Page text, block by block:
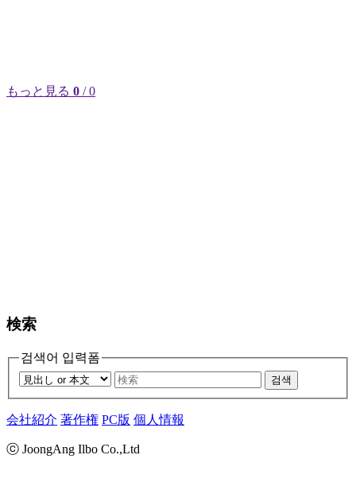
もっと見る 0 / 0
検索
검색어 입력폼
검색
会社紹介 著作権 PC版 個人情報
ⓒ JoongAng Ilbo Co.,Ltd